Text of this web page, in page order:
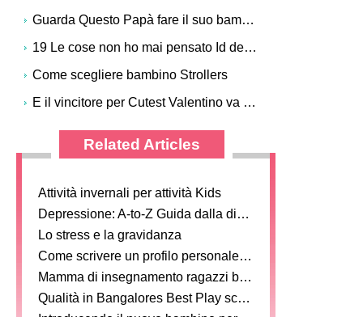
Guarda Questo Papà fare il suo bambino Laugh per la prima volta! (VIDEO)
19 Le cose non ho mai pensato Id devono insegnare ai miei Kids
Come scegliere bambino Strollers
E il vincitore per Cutest Valentino va a ...
Related Articles
Attività invernali per attività Kids
Depressione: A-to-Z Guida dalla diagnosi al trattamento per la prevenzione
Lo stress e la gravidanza
Come scrivere un profilo personale Outline
Mamma di insegnamento ragazzi baseball
Qualità in Bangalores Best Play scuola